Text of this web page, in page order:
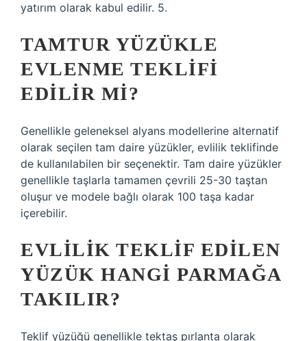
yatırım olarak kabul edilir. 5.
TAMTUR YÜZÜKLE
EVLENME TEKLIFI
EDILIR MI?
Genellikle geleneksel alyans modellerine alternatif
olarak seçilen tam daire yüzükler, evlilik teklifinde
de kullanılabilen bir seçenektir. Tam daire yüzükler
genellikle taşlarla tamamen çevrili 25-30 taştan
oluşur ve modele bağlı olarak 100 taşa kadar
içerebilir.
EVLILIK TEKLIF EDILEN
YÜZÜK HANGI PARMAĞA
TAKILIR?
Teklif yüzüğü genellikle tektaş pırlanta olarak